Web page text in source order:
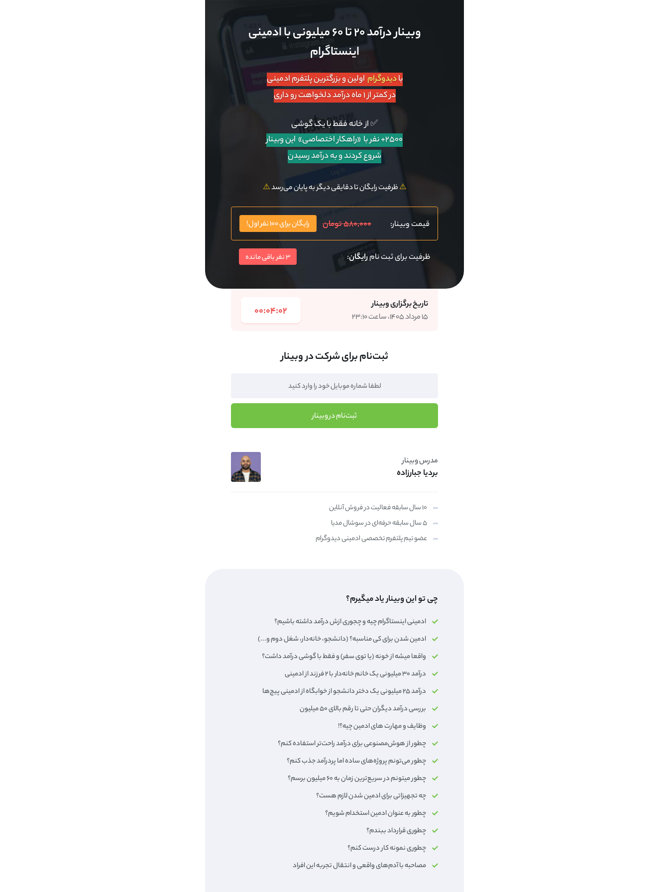
وبینار درآمد ۲۰ تا ۶۰ میلیونی با ادمینی
اینستاگرام
بادیدوگرام اولین و بزرگترین پلتفرم ادمینی
در کمتر از ۱ ماه درآمد دلخواهت رو داری
✅ از خانه فقط با یک گوشی
۲۵۰۰+ نفر با «راهکار اختصاصی»
این وبینار
شروع کردند و به درآمد رسیدن
⚠️ظرفیت رایگان تا دقایقی دیگر به پایان می‌رسد⚠️
قیمت وبینار: ۵۸۰,۰۰۰ تومان رایگان برای ۱۰۰ نفر اول!
ظرفیت برای ثبت نامرایگان: 3 نفر باقی مانده
تاریخ برگزاری وبینار
۱۵ مرداد ۱۴۰۵، ساعت ۲۳:۱۰ 00:04:02
ثبت‌نام برای شرکت در وبینار
ثبت‌نام در وبینار
مدرس وبینار
بردیا جبارزاده
۱۰ سال سابقه فعالیت در فروش آنلاین
۵ سال سابقه حرفه‌ای در سوشال مدیا
عضو تیم پلتفرم تخصصی ادمینی دیدوگرام
چی تو این وبینار یاد میگیرم؟
ادمینی اینستاگرام چیه و چجوری ازش درآمد داشته باشیم؟
ادمین شدن برای کی مناسبه؟ (دانشجو، خانه‌دار،‌ شغل دوم و...)
واقعا میشه از خونه (یا توی سفر) و فقط با گوشی درآمد داشت؟
درآمد ۳۰ میلیونی یک خانم خانه‌دار با ۲ فرزند از ادمینی
درآمد ۲۵ میلیونی یک دختر دانشجو از خوابگاه از ادمینی پیج‌ها
بررسی درآمد دیگران حتی تا رقم بالای ۵۰ میلیون
وظایف و مهارت های ادمین چیه؟!
چطور از هوش‌مصنوعی برای درآمد راحت‌تر استفاده کنم؟
چطور می‌تونم پروژه‌های ساده اما پردرآمد جذب کنم؟
چطور میتونم در سریع‌ترین زمان به 6۰ میلیون برسم؟
چه تجهیزاتی برای ادمین شدن لازم هست؟
چطور به عنوان ادمین استخدام شویم؟
چطوری قرارداد ببندم؟
چطوری نمونه کار درست کنم؟
مصاحبه با آدم‌های واقعی و انتقال تجربه این افراد